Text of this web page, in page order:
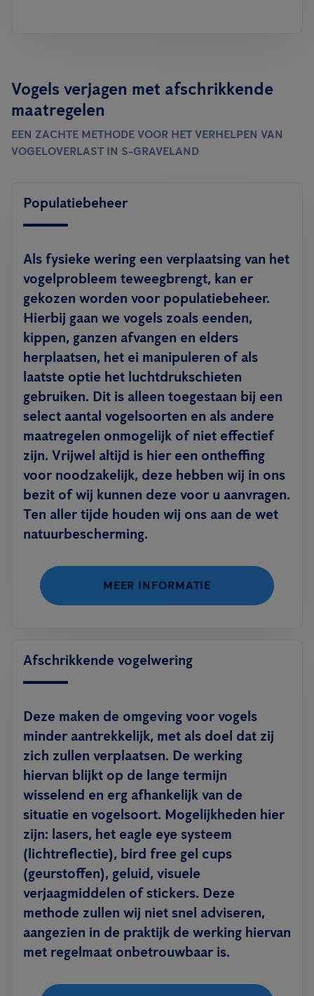
Vogels verjagen met afschrikkende
maatregelen
EEN ZACHTE METHODE VOOR HET VERHELPEN VAN
VOGELOVERLAST IN S-GRAVELAND
Populatiebeheer
Als fysieke wering een verplaatsing van het
vogelprobleem teweegbrengt, kan er
gekozen worden voor populatiebeheer.
Hierbij gaan we vogels zoals eenden,
kippen, ganzen afvangen en elders
herplaatsen, het ei manipuleren of als
laatste optie het luchtdrukschieten
gebruiken. Dit is alleen toegestaan bij een
select aantal vogelsoorten en als andere
maatregelen onmogelijk of niet effectief
zijn. Vrijwel altijd is hier een ontheffing
voor noodzakelijk, deze hebben wij in ons
bezit of wij kunnen deze voor u aanvragen.
Ten aller tijde houden wij ons aan de wet
natuurbescherming.
MEER INFORMATIE
Afschrikkende vogelwering
Deze maken de omgeving voor vogels
minder aantrekkelijk, met als doel dat zij
zich zullen verplaatsen. De werking
hiervan blijkt op de lange termijn
wisselend en erg afhankelijk van de
situatie en vogelsoort. Mogelijkheden hier
zijn: lasers, het eagle eye systeem
(lichtreflectie), bird free gel cups
(geurstoffen), geluid, visuele
verjaagmiddelen of stickers. Deze
methode zullen wij niet snel adviseren,
aangezien in de praktijk de werking hiervan
met regelmaat onbetrouwbaar is.